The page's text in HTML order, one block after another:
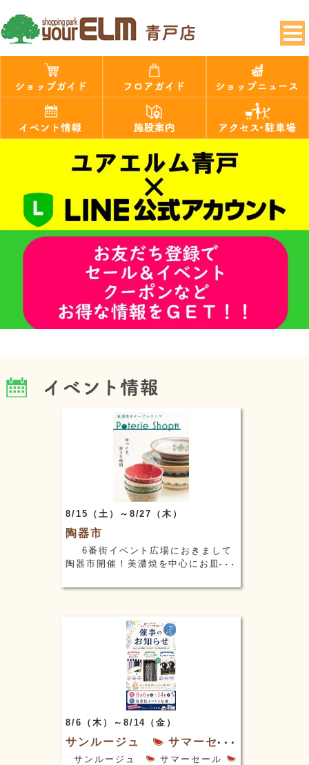
8/15（土）～8/27（木）
陶器市
6番街イベント広場におきまして
陶器市開催！美濃焼を中心にお皿、
り揃えております。どうぞこの機会
です。 場…
8/6（木）～8/14（金）
サンルージュ
サマーセー
ル
サンルージュ
サマーセール